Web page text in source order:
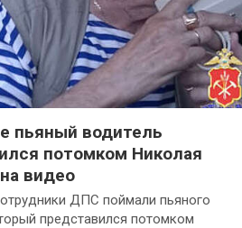
пьяный водитель
потомком Николая
видео
ДПС поймали пьяного
представился потомком